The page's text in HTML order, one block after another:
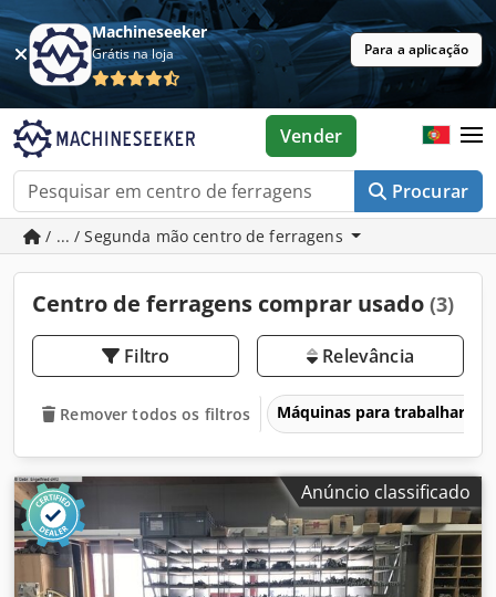
Machineseeker
Grátis na loja Para a aplicação
Procurar
Vender
/ ... / Segunda mão centro de ferragens
Centro de ferragens comprar usado (3)
Filtro Relevância
Remover todos os filtros Máquinas para trabalhar
Anúncio classificado